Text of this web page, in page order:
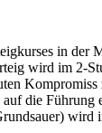
in der
wird im 2-
die Führung